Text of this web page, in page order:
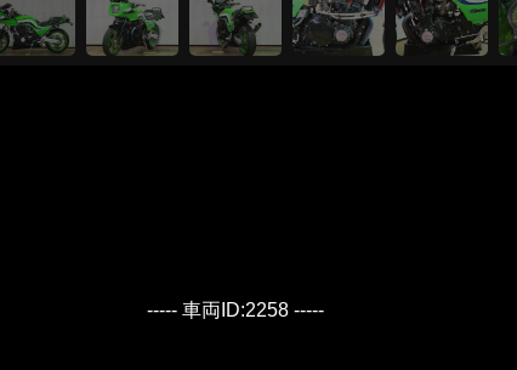
----- 車両ID:2258 -----